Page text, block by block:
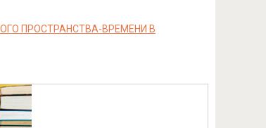
ПРОСТРАНСТВА-ВРЕМЕНИ В